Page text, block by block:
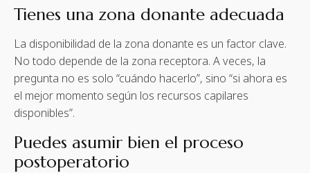
Tienes una zona donante adecuada
La disponibilidad de la zona donante es un factor clave.
No todo depende de la zona receptora. A veces, la
pregunta no es solo “cuándo hacerlo”, sino “si ahora es
el mejor momento según los recursos capilares
disponibles”.
Puedes asumir bien el proceso
postoperatorio